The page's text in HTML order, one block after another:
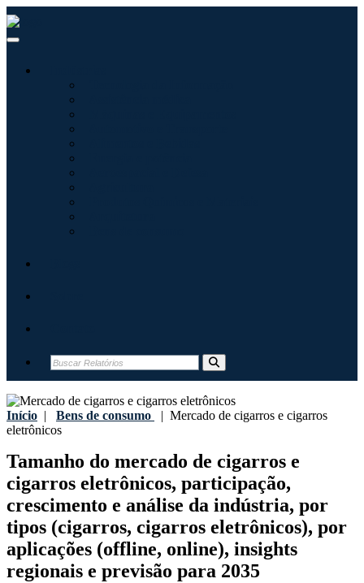
Início | Bens de consumo | Mercado de cigarros e cigarros
eletrônicos
Tamanho do mercado de cigarros e
cigarros eletrônicos, participação,
crescimento e análise da indústria, por
tipos (cigarros, cigarros eletrônicos), por
aplicações (offline, online), insights
regionais e previsão para 2035